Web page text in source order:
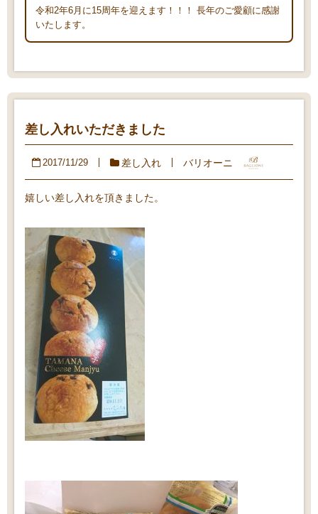
令和2年6月に15周年を迎えます！！！ 長年のご愛顧に感謝
いたします。
差し入れいただきました
2017/11/29 差し入れ バリオーニ
嬉しい差し入れを頂きました。